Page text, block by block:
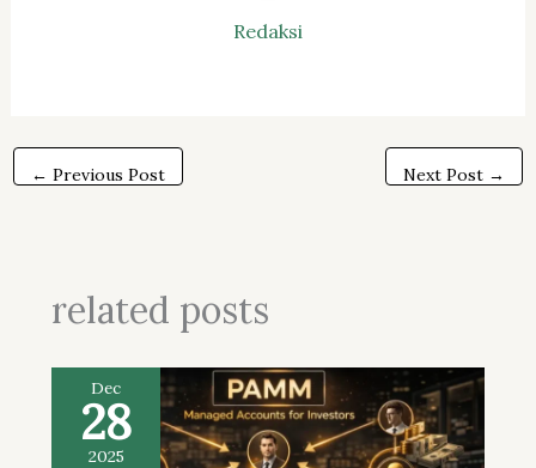
Redaksi
← Previous Post Next Post →
related posts
Dec
28
2025